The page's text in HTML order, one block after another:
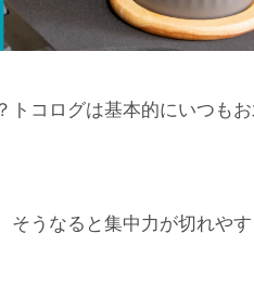
コログは基本的にいつも
うなると集中力が切れや